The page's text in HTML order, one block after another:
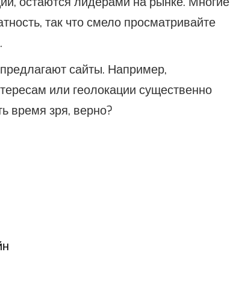
так что смело просматривайте
сайты. Например,
или геолокации существенно
время зря, верно?